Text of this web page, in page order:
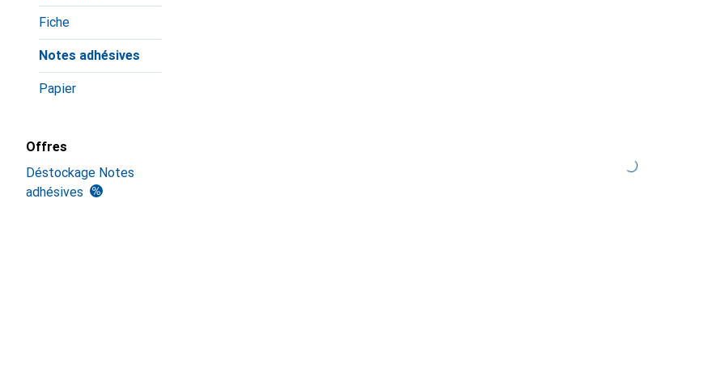
Fiche
Notes adhésives
Papier
Offres
Déstockage Notes
adhésives